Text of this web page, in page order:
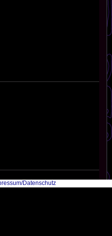
Datenschutz